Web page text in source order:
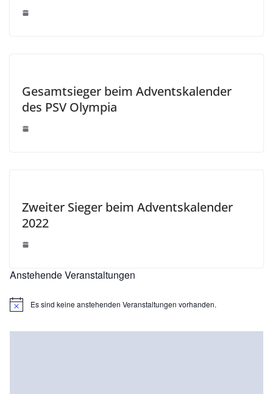
Gesamtsieger beim Adventskalender
des PSV Olympia
Zweiter Sieger beim Adventskalender
2022
Anstehende Veranstaltungen
H
Es sind keine anstehenden Veranstaltungen vorhanden.